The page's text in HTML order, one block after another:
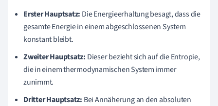
Erster Hauptsatz: Die Energieerhaltung besagt, dass die
gesamte Energie in einem abgeschlossenen System
konstant bleibt.
Zweiter Hauptsatz: Dieser bezieht sich auf die Entropie,
die in einem thermodynamischen System immer
zunimmt.
Dritter Hauptsatz: Bei Annäherung an den absoluten